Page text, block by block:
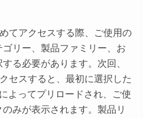
てアクセスする際、ご使用の
リー、製品ファミリー、お
る必要があります。次回、
セスすると、最初に選択した
よってプリロードされ、ご使
みが表示されます。製品リ